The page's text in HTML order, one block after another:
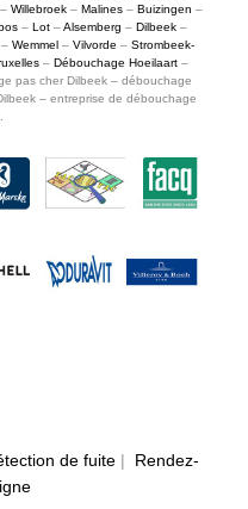
– Willebroek – Malines – Buizingen –
– Lot –Alsemberg – Dilbeek –
– Wemmel – Vilvorde – Strombeek-
– Débouchage Hoeilaart–
pas cher Dilbeek – débouchage
– entreprise de débouchage
de fuite | Rendez-